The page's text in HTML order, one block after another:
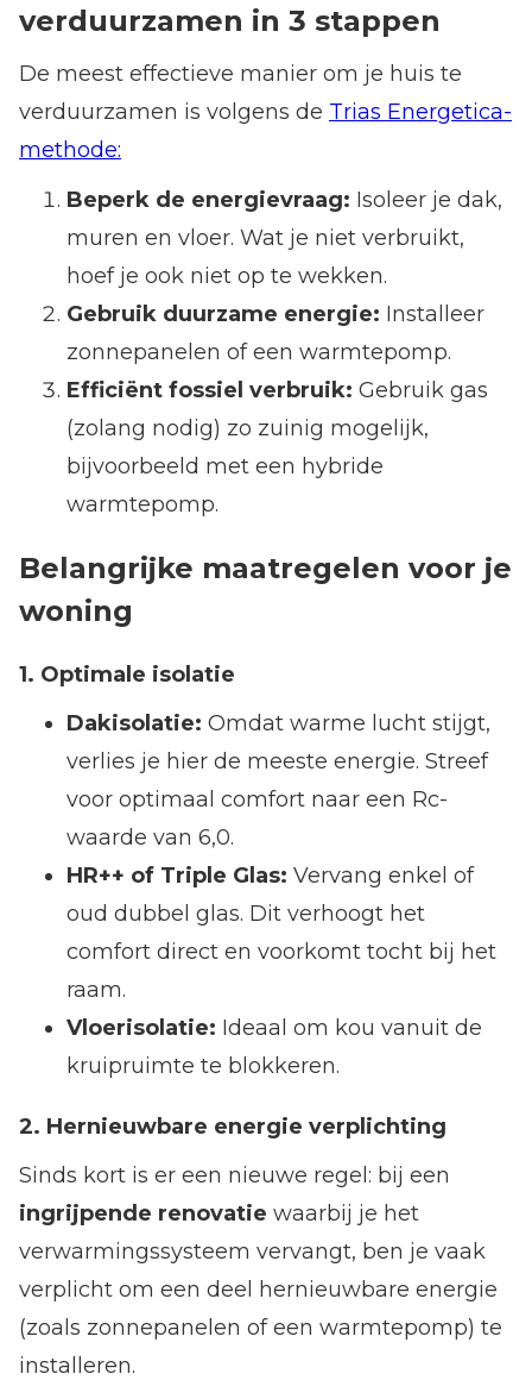
verduurzamen in 3 stappen
De meest effectieve manier om je huis te
verduurzamen is volgens de Trias Energetica-
methode:
Beperk de energievraag: Isoleer je dak,
muren en vloer. Wat je niet verbruikt,
hoef je ook niet op te wekken.
Gebruik duurzame energie: Installeer
zonnepanelen of een warmtepomp.
Efficiënt fossiel verbruik: Gebruik gas
(zolang nodig) zo zuinig mogelijk,
bijvoorbeeld met een hybride
warmtepomp.
Belangrijke maatregelen voor je
woning
1. Optimale isolatie
Dakisolatie: Omdat warme lucht stijgt,
verlies je hier de meeste energie. Streef
voor optimaal comfort naar een Rc-
waarde van 6,0.
HR++ of Triple Glas: Vervang enkel of
oud dubbel glas. Dit verhoogt het
comfort direct en voorkomt tocht bij het
raam.
Vloerisolatie: Ideaal om kou vanuit de
kruipruimte te blokkeren.
2. Hernieuwbare energie verplichting
Sinds kort is er een nieuwe regel: bij een
ingrijpende renovatie waarbij je het
verwarmingssysteem vervangt, ben je vaak
verplicht om een deel hernieuwbare energie
(zoals zonnepanelen of een warmtepomp) te
installeren.